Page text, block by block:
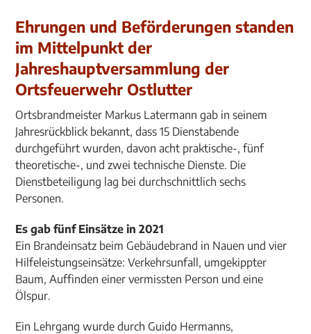
Ehrungen und Beförderungen standen
im Mittelpunkt der
Jahreshauptversammlung der
Ortsfeuerwehr Ostlutter
Ortsbrandmeister Markus Latermann gab in seinem
Jahresrückblick bekannt, dass 15 Dienstabende
durchgeführt wurden, davon acht praktische-, fünf
theoretische-, und zwei technische Dienste. Die
Dienstbeteiligung lag bei durchschnittlich sechs
Personen.
Es gab fünf Einsätze in 2021
Ein Brandeinsatz beim Gebäudebrand in Nauen und vier
Hilfeleistungseinsätze: Verkehrsunfall, umgekippter
Baum, Auffinden einer vermissten Person und eine
Ölspur.
Ein Lehrgang wurde durch Guido Hermanns,